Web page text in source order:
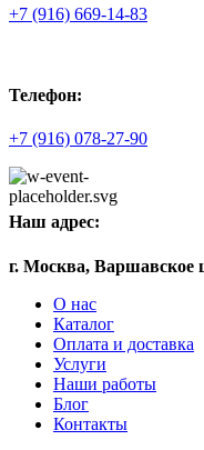
+7 (916) 669-14-83
Телефон:
+7 (916) 078-27-90
Наш адрес:
г. Москва, Варшавское
О нас
Каталог
Оплата и доставка
Услуги
Наши работы
Блог
Контакты